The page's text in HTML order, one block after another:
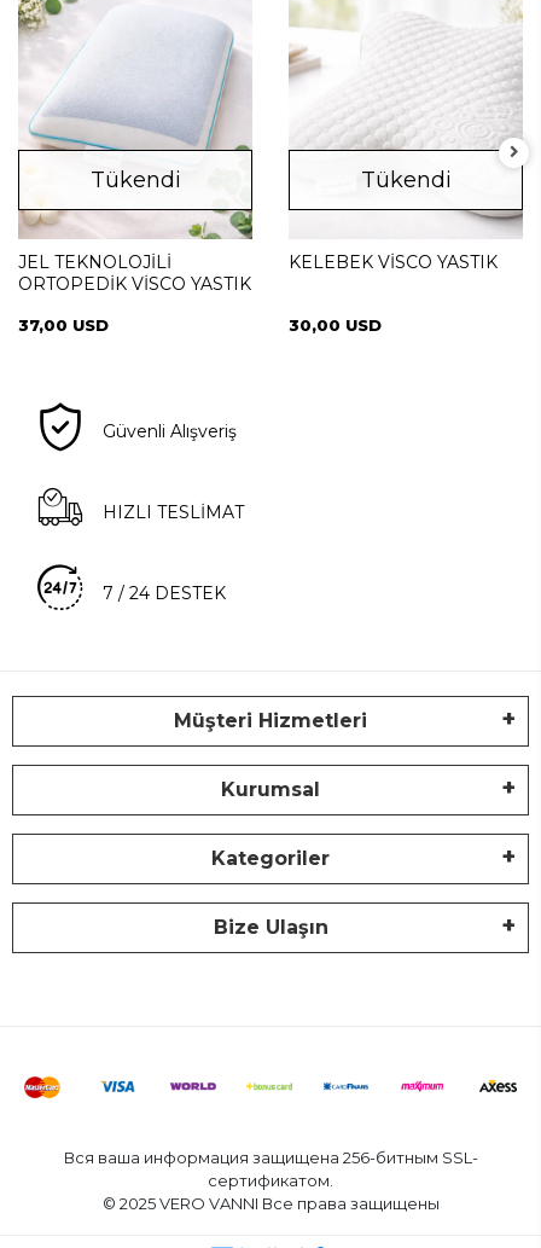
Tükendi
JEL TEKNOLOJİLİ
ORTOPEDİK VİSCO YASTIK
37,00 USD
Tükendi
KELEBEK VİSCO YASTIK
30,00 USD
Güvenli Alışveriş
HIZLI TESLİMAT
7 / 24 DESTEK
Müşteri Hizmetleri
Kurumsal
Kategoriler
Bize Ulaşın
Вся ваша информация защищена 256-битным SSL-
сертификатом.
© 2025 VERO VANNI Все права защищены